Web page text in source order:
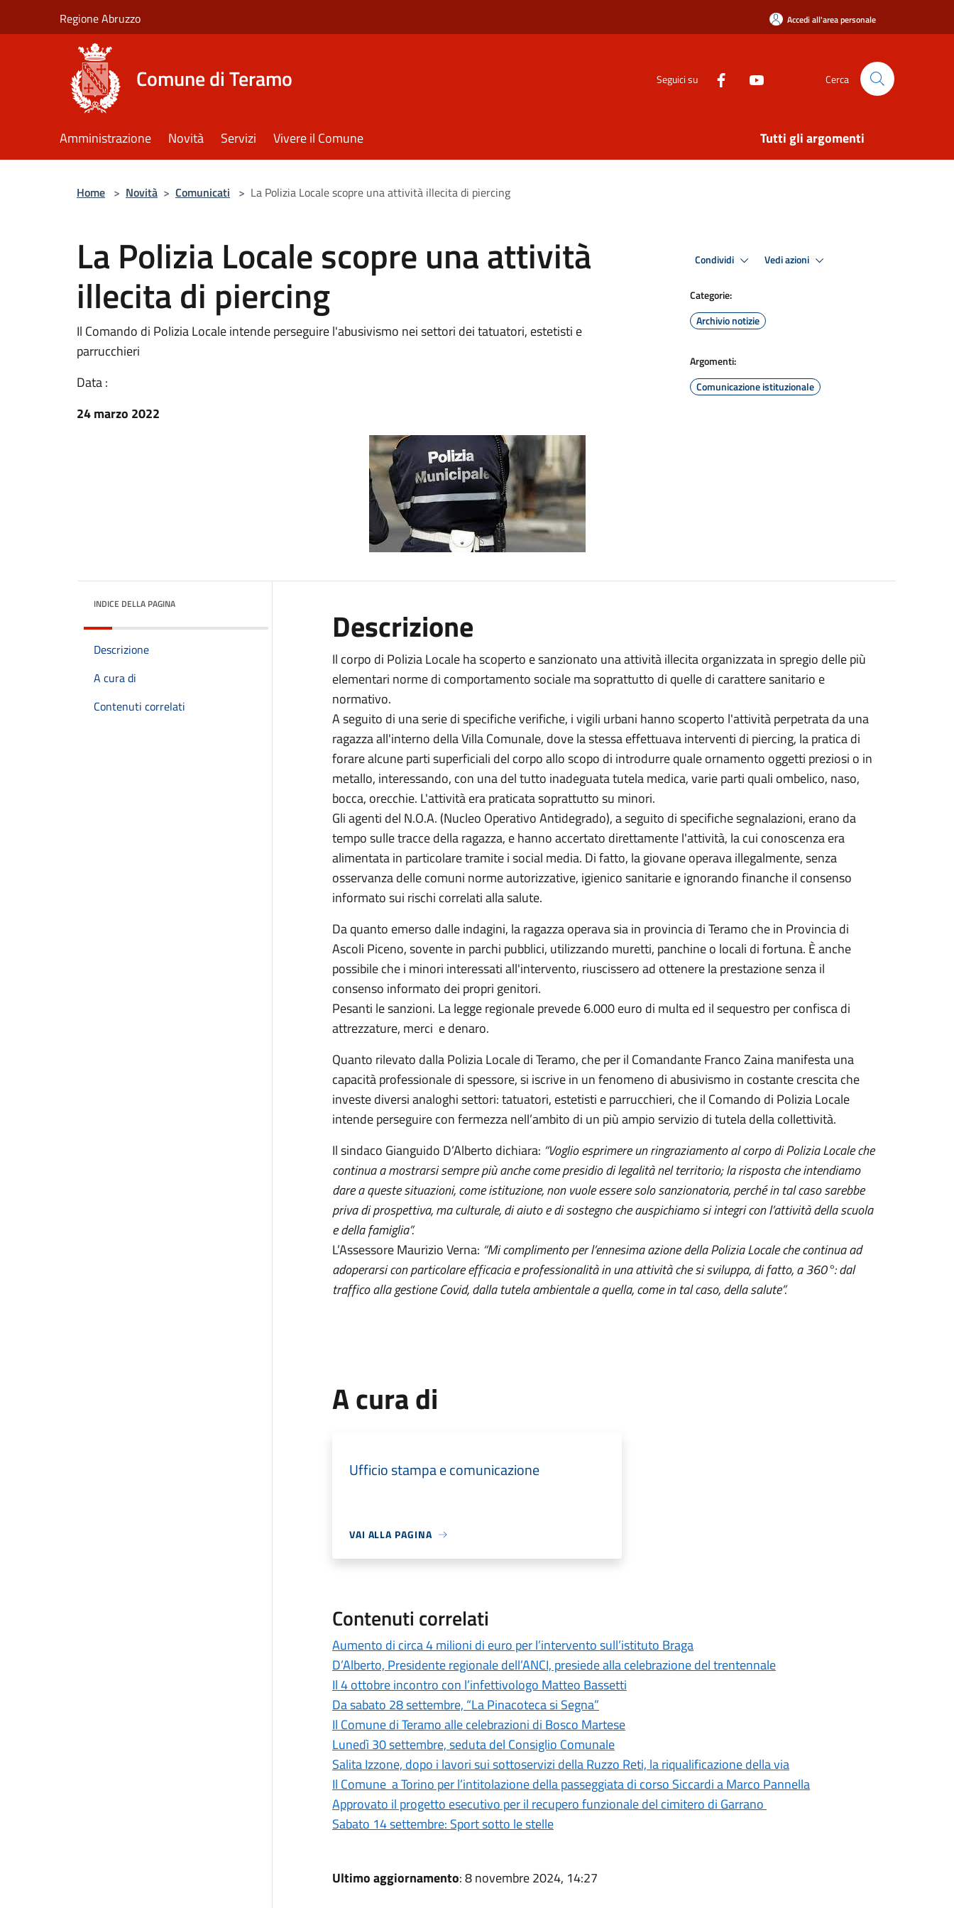
Regione Abruzzo Accedi all'area personale
Comune di Teramo Seguici su Cerca
Amministrazione Novità Servizi Vivere il Comune Tutti gli argomenti
Home > Novità > Comunicati > La Polizia Locale scopre una attività illecita di piercing
La Polizia Locale scopre una attività
illecita di piercing
Il Comando di Polizia Locale intende perseguire l'abusivismo nei settori dei tatuatori, estetisti e
parrucchieri
Data :
24 marzo 2022
Condividi Vedi azioni
Categorie:
Archivio notizie
Argomenti:
Comunicazione istituzionale
INDICE DELLA PAGINA
Descrizione
A cura di
Contenuti correlati
Descrizione
Il corpo di Polizia Locale ha scoperto e sanzionato una attività illecita organizzata in spregio delle più
elementari norme di comportamento sociale ma soprattutto di quelle di carattere sanitario e
normativo.
A seguito di una serie di specifiche verifiche, i vigili urbani hanno scoperto l'attività perpetrata da una
ragazza all'interno della Villa Comunale, dove la stessa effettuava interventi di piercing, la pratica di
forare alcune parti superficiali del corpo allo scopo di introdurre quale ornamento oggetti preziosi o in
metallo, interessando, con una del tutto inadeguata tutela medica, varie parti quali ombelico, naso,
bocca, orecchie. L'attività era praticata soprattutto su minori.
Gli agenti del N.O.A. (Nucleo Operativo Antidegrado), a seguito di specifiche segnalazioni, erano da
tempo sulle tracce della ragazza, e hanno accertato direttamente l'attività, la cui conoscenza era
alimentata in particolare tramite i social media. Di fatto, la giovane operava illegalmente, senza
osservanza delle comuni norme autorizzative, igienico sanitarie e ignorando finanche il consenso
informato sui rischi correlati alla salute.
Da quanto emerso dalle indagini, la ragazza operava sia in provincia di Teramo che in Provincia di
Ascoli Piceno, sovente in parchi pubblici, utilizzando muretti, panchine o locali di fortuna. È anche
possibile che i minori interessati all'intervento, riuscissero ad ottenere la prestazione senza il
consenso informato dei propri genitori.
Pesanti le sanzioni. La legge regionale prevede 6.000 euro di multa ed il sequestro per confisca di
attrezzature, merci e denaro.
Quanto rilevato dalla Polizia Locale di Teramo, che per il Comandante Franco Zaina manifesta una
capacità professionale di spessore, si iscrive in un fenomeno di abusivismo in costante crescita che
investe diversi analoghi settori: tatuatori, estetisti e parrucchieri, che il Comando di Polizia Locale
intende perseguire con fermezza nell’ambito di un più ampio servizio di tutela della collettività.
Il sindaco Gianguido D’Alberto dichiara: “Voglio esprimere un ringraziamento al corpo di Polizia Locale che
continua a mostrarsi sempre più anche come presidio di legalità nel territorio; la risposta che intendiamo
dare a queste situazioni, come istituzione, non vuole essere solo sanzionatoria, perché in tal caso sarebbe
priva di prospettiva, ma culturale, di aiuto e di sostegno che auspichiamo si integri con l’attività della scuola
e della famiglia”.
L’Assessore Maurizio Verna: “Mi complimento per l’ennesima azione della Polizia Locale che continua ad
adoperarsi con particolare efficacia e professionalità in una attività che si sviluppa, di fatto, a 360°: dal
traffico alla gestione Covid, dalla tutela ambientale a quella, come in tal caso, della salute”.
A cura di
Ufficio stampa e comunicazione
VAI ALLA PAGINA
Contenuti correlati
Aumento di circa 4 milioni di euro per l’intervento sull’istituto Braga
D’Alberto, Presidente regionale dell’ANCI, presiede alla celebrazione del trentennale
Il 4 ottobre incontro con l’infettivologo Matteo Bassetti
Da sabato 28 settembre, “La Pinacoteca si Segna”
Il Comune di Teramo alle celebrazioni di Bosco Martese
Lunedì 30 settembre, seduta del Consiglio Comunale
Salita Izzone, dopo i lavori sui sottoservizi della Ruzzo Reti, la riqualificazione della via
Il Comune a Torino per l’intitolazione della passeggiata di corso Siccardi a Marco Pannella
Approvato il progetto esecutivo per il recupero funzionale del cimitero di Garrano
Sabato 14 settembre: Sport sotto le stelle
Ultimo aggiornamento: 8 novembre 2024, 14:27